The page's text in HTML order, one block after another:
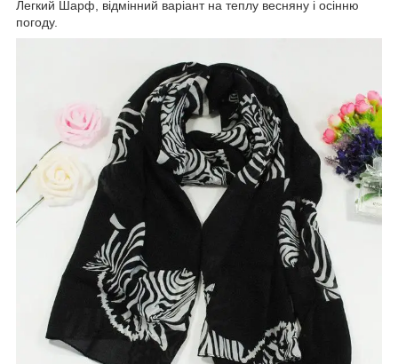
Легкий Шарф, відмінний варіант на теплу весняну і осінню
погоду.